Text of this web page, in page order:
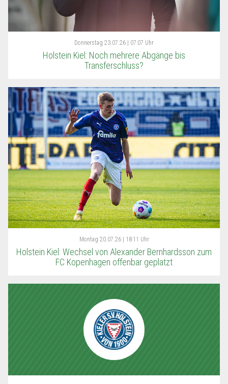
Donnerstag 23.07.26 | 07:07 Uhr
Holstein Kiel: Noch mehrere Abgänge bis
Transferschluss?
Montag 20.07.26 | 18:11 Uhr
Holstein Kiel: Wechsel von Alexander Bernhardsson zum
FC Kopenhagen offenbar geplatzt